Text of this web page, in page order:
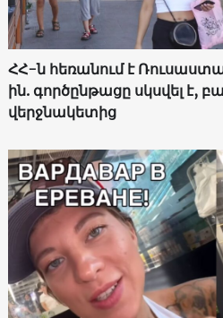
ՀՀ-ն հեռանում է
ին. գործընթացը սկսվել է,
վերջնակետից